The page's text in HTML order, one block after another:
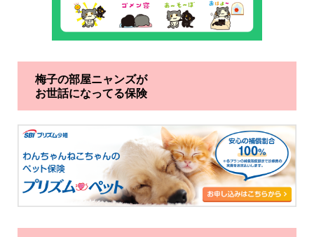
梅子の部屋ニャンズが
お世話になってる保険